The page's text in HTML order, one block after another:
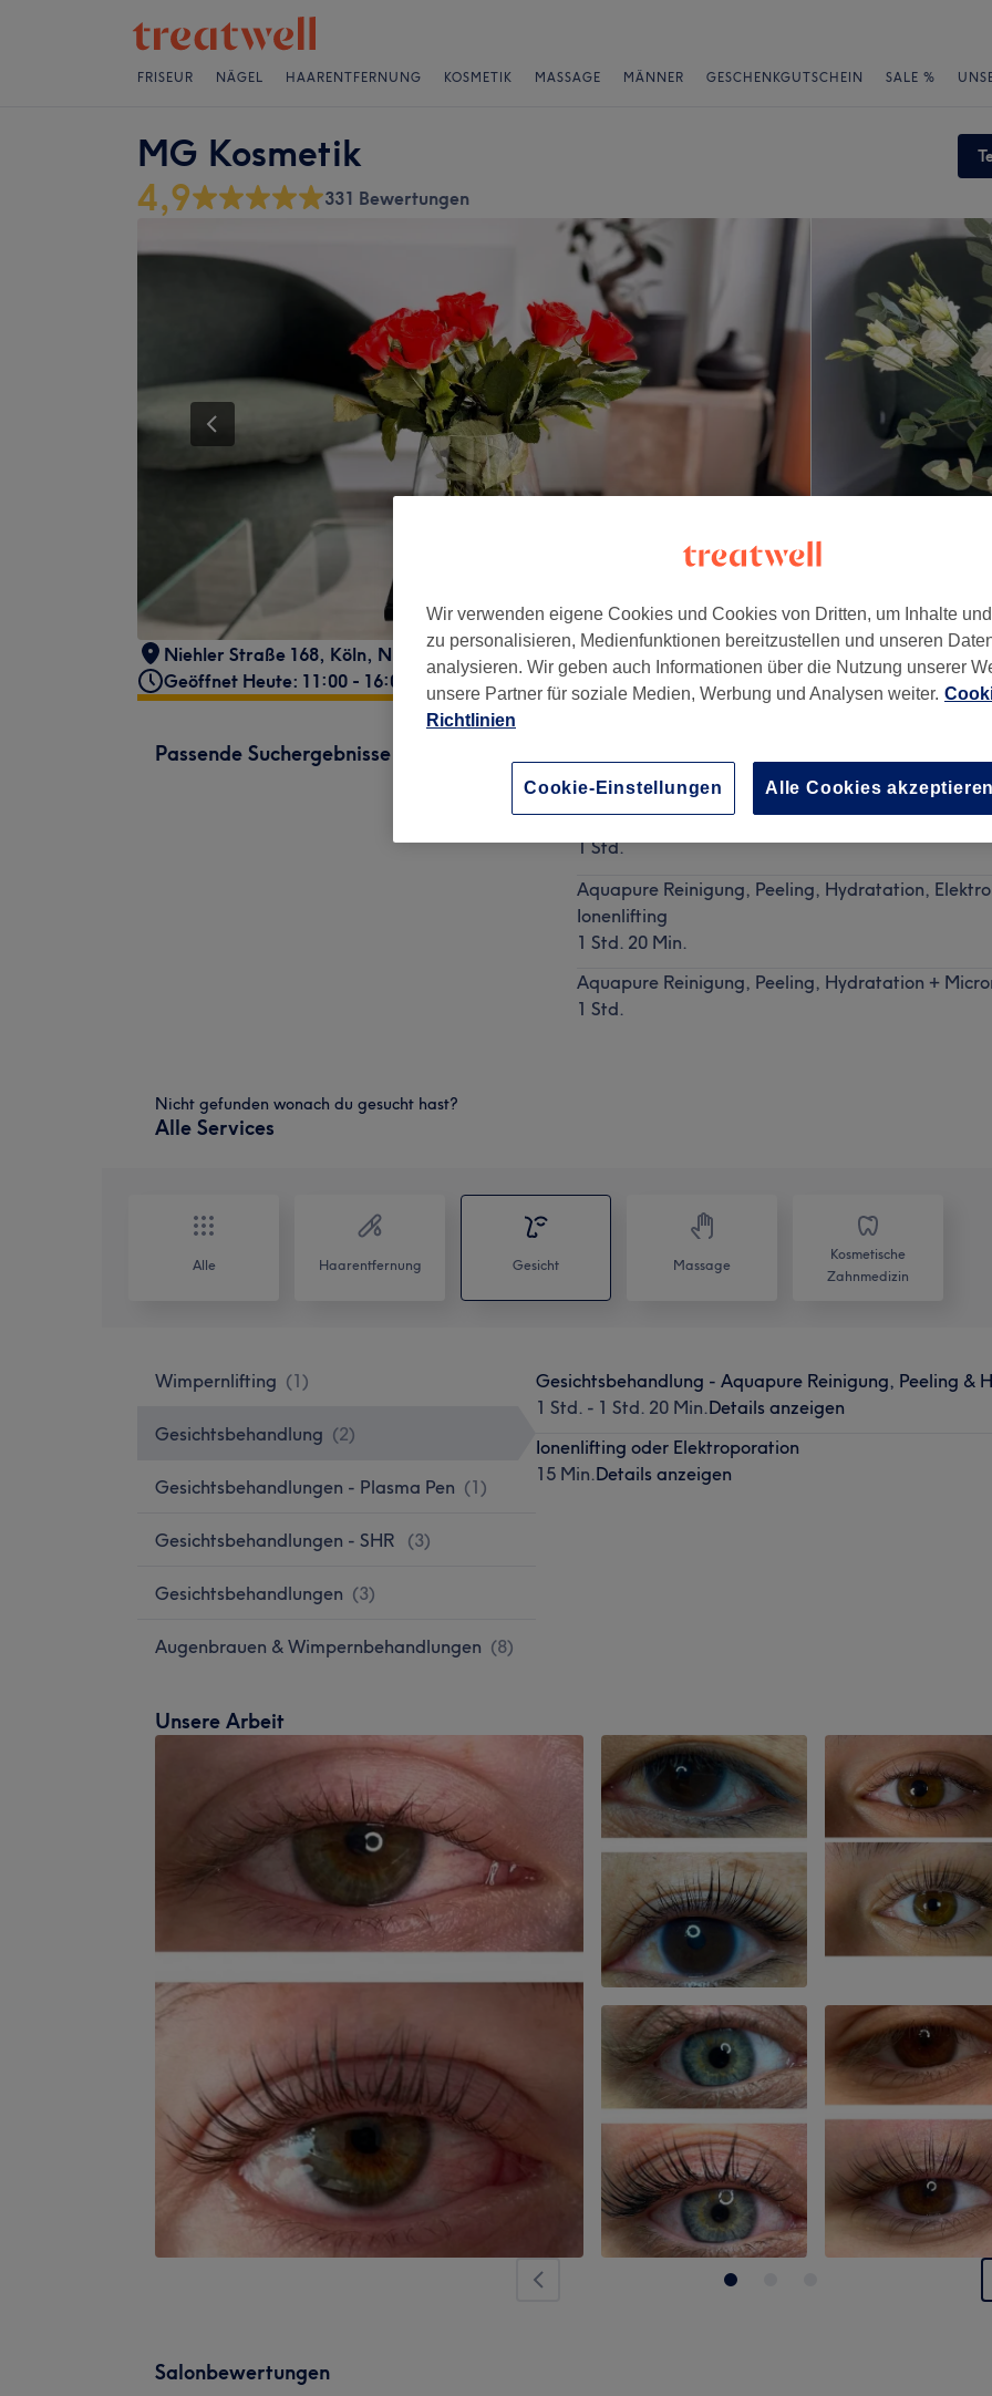
FRISEUR NÄGEL HAARENTFERNUNG KOSMETIK MASSAGE MÄNNER GESCHENKGUTSCHEIN SALE %
MG Kosmetik
4,9 331 Bewertungen
Niehler Straße 168, Köln, Nippes, 50733
Geöffnet Heute: 11:00 - 16:00
Passende Suchergebnisse
Details anzeigen
Aquapure Reinigung, Peeling, Hydratation
1 Std.
Aquapure Reinigung, Peeling, Hydratation,
Ionenlifting
1 Std. 20 Min.
Aquapure Reinigung, Peeling, Hydratation +
1 Std.
Nicht gefunden wonach du gesucht hast?
Alle Services
Alle Haarentfernung Gesicht Massage
Kosmetische
Zahnmedizin
Wimpernlifting (1)
Gesichtsbehandlung (2)
Gesichtsbehandlungen - Plasma Pen (1)
Gesichtsbehandlungen - SHR (3)
Gesichtsbehandlungen (3)
Augenbrauen & Wimpernbehandlungen (8)
Gesichtsbehandlung - Aquapure Reinigung, Peeling &
1 Std. - 1 Std. 20 Min.Details anzeigen
Ionenlifting oder Elektroporation
15 Min.Details anzeigen
Unsere Arbeit
Salonbewertungen
Wir verwenden eigene Cookies und Cookies von Dritten, um Inhalte
zu personalisieren, Medienfunktionen bereitzustellen und unseren
analysieren. Wir geben auch Informationen über die Nutzung unserer
unsere Partner für soziale Medien, Werbung und Analysen weiter.
Richtlinien
Cookie-Einstellungen Alle Cookies